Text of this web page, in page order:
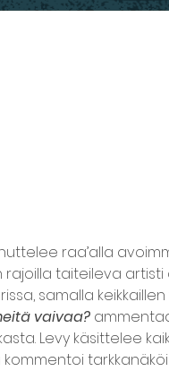
raa’alla
taiteileva artisti
samalla keikkaillen
vaivaa?
Levy käsittelee